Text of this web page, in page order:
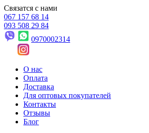
Связатся с нами
067 157 68 14
093 508 29 84
0970002314
О нас
Оплата
Доставка
Для оптовых покупателей
Контакты
Отзывы
Блог